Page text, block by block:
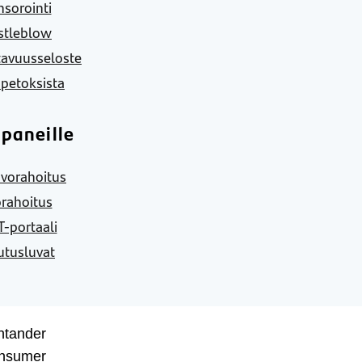
portaali